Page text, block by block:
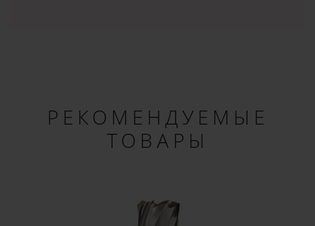
РЕКОМЕНДУЕМЫЕ
ТОВАРЫ